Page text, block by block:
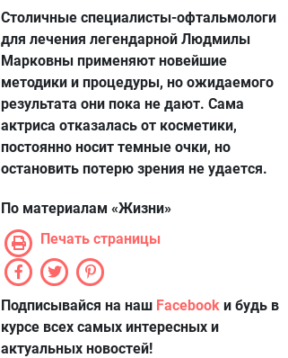
Столичные специалисты-офтальмологи
для лечения легендарной Людмилы
Марковны применяют новейшие
методики и процедуры, но ожидаемого
результата они пока не дают. Сама
актриса отказалась от косметики,
постоянно носит темные очки, но
остановить потерю зрения не удается.
По материалам «Жизни»
Печать страницы
Подписывайся на наш Facebook и будь в
курсе всех самых интересных и
актуальных новостей!